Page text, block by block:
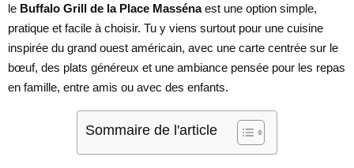
le Buffalo Grill de la Place Massénaest une option simple,
pratique et facile à choisir. Tu y viens surtout pour une cuisine
inspirée du grand ouest américain, avec une carte centrée sur le
bœuf, des plats généreux et une ambiance pensée pour les repas
en famille, entre amis ou avec des enfants.
Sommaire de l'article